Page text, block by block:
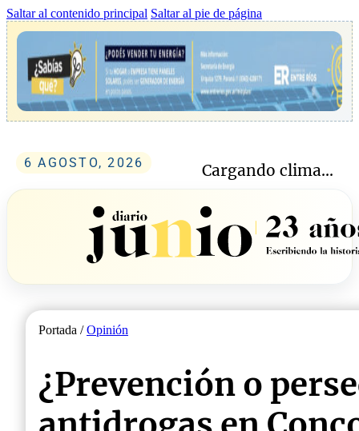
Saltar al contenido principal Saltar al pie de página
6 AGOSTO, 2026 Cargando clima...
Portada /Opinión
¿Prevención o